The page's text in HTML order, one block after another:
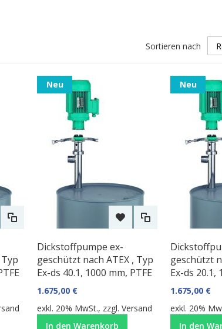
Sortieren nach
Neu
Dickstoffpumpe ex-
geschützt nach ATEX , Typ
Ex-ds 40.1, 1000 mm, PTFE
1.675,00 €
exkl. 20% MwSt., zzgl.Versand
In den Warenkorb
Neu
geschützt
Ex-ds 20.1,
1.675,00 €
exkl. 20%
In den